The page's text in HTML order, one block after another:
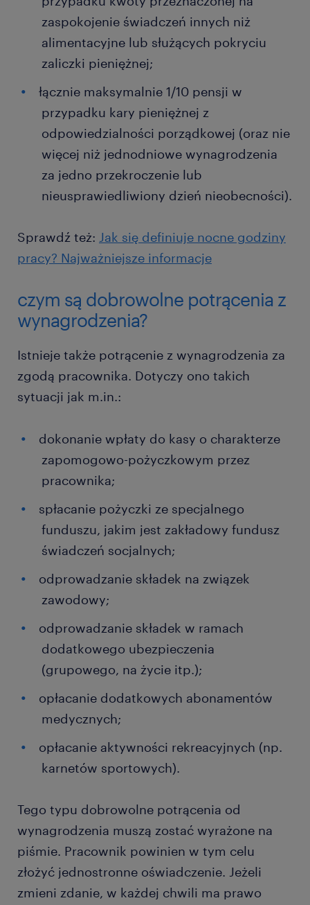
zaspokojenie świadczeń innych niż
alimentacyjne lub służących pokryciu
zaliczki pieniężnej;
łącznie maksymalnie 1/10 pensji w
przypadku kary pieniężnej z
odpowiedzialności porządkowej (oraz nie
więcej niż jednodniowe wynagrodzenia
za jedno przekroczenie lub
nieusprawiedliwiony dzień nieobecności).
Sprawdź też: Jak się definiuje nocne godziny
pracy? Najważniejsze informacje
czym są dobrowolne potrącenia z
wynagrodzenia?
Istnieje także potrącenie z wynagrodzenia za
zgodą pracownika. Dotyczy ono takich
sytuacji jak m.in.:
dokonanie wpłaty do kasy o charakterze
zapomogowo-pożyczkowym przez
pracownika;
spłacanie pożyczki ze specjalnego
funduszu, jakim jest zakładowy fundusz
świadczeń socjalnych;
odprowadzanie składek na związek
zawodowy;
odprowadzanie składek w ramach
dodatkowego ubezpieczenia
(grupowego, na życie itp.);
opłacanie dodatkowych abonamentów
medycznych;
opłacanie aktywności rekreacyjnych (np.
karnetów sportowych).
Tego typu dobrowolne potrącenia od
wynagrodzenia muszą zostać wyrażone na
piśmie. Pracownik powinien w tym celu
złożyć jednostronne oświadczenie. Jeżeli
zmieni zdanie, w każdej chwili ma prawo